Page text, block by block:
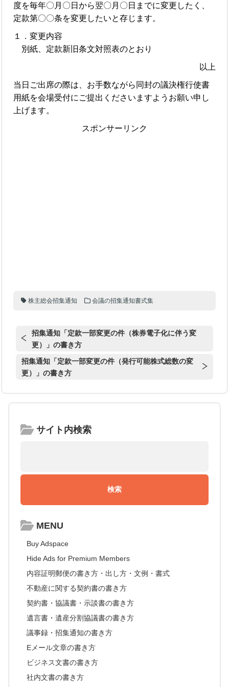
度を毎年〇月〇日から翌〇月〇日までに変更したく、
定款第〇〇条を変更したいと存じます。
１．変更内容
別紙、定款新旧条文対照表のとおり
以上
当日ご出席の際は、お手数ながら同封の議決権行使書
用紙を会場受付にご提出くださいますようお願い申し
上げます。
スポンサーリンク
株主総会招集通知 会議の招集通知書式集
招集通知「定款一部変更の件（株券電子化に伴う変
更）」の書き方
招集通知「定款一部変更の件（発行可能株式総数の変
更）」の書き方
サイト内検索
MENU
Buy Adspace
Hide Ads for Premium Members
内容証明郵便の書き方・出し方・文例・書式
不動産に関する契約書の書き方
契約書・協議書・示談書の書き方
遺言書・遺産分割協議書の書き方
議事録・招集通知の書き方
Eメール文章の書き方
ビジネス文書の書き方
社内文書の書き方